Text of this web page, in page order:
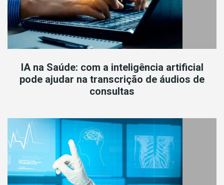
IA na Saúde: com a inteligência artificial
pode ajudar na transcrição de áudios de
consultas